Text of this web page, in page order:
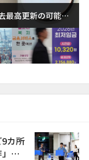
最高更新の可能性
カ所
の